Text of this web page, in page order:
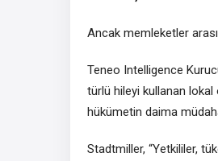
Ancak memleketler arası
Teneo Intelligence
türlü hileyi kullanan
hükümetin daima
Stadtmiller, “Yetkililer,